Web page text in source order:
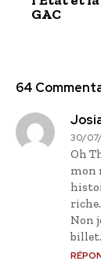
GAC
64
30/07/
Oh
mon
Non